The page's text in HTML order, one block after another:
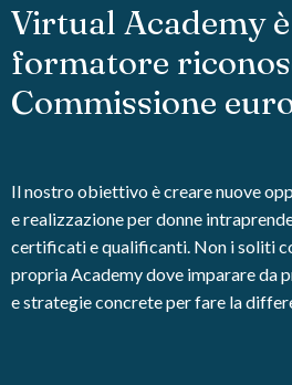
Virtual Academy
formatore
Commissione
Il nostro obiettivo è creare nuove
e realizzazione per donne
certificati e qualificanti. Non i soliti
propria Academy dove imparare da
e strategie concrete per fare la